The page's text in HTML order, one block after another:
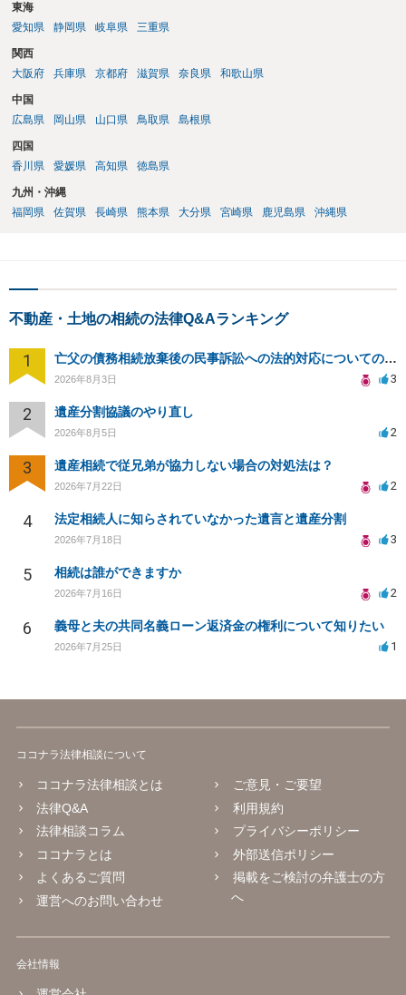
東海
愛知県
静岡県 岐阜県 三重県
関西
大阪府
兵庫県 京都府 滋賀県 奈良県 和歌山県
中国
広島県
岡山県 山口県 鳥取県 島根県
四国
香川県
愛媛県 高知県 徳島県
九州・沖縄
福岡県
佐賀県 長崎県 熊本県 大分県 宮崎県 鹿児島県 沖縄県
不動産・土地の相続の法律Q&Aランキング
1 亡父の債務相続放棄後の民事訴訟への法的対応についての相談
2026年8月3日 3
2 遺産分割協議のやり直し
2026年8月5日 2
3 遺産相続で従兄弟が協力しない場合の対処法は？
2026年7月22日 2
4 法定相続人に知らされていなかった遺言と遺産分割
2026年7月18日 3
5 相続は誰ができますか
2026年7月16日 2
6 義母と夫の共同名義ローン返済金の権利について知りたい
2026年7月25日 1
ココナラ法律相談について
ココナラ法律相談とは
法律Q&A
法律相談コラム
ココナラとは
よくあるご質問
運営へのお問い合わせ
ご意見・ご要望
利用規約
プライバシーポリシー
外部送信ポリシー
掲載をご検討の弁護士の方
へ
会社情報